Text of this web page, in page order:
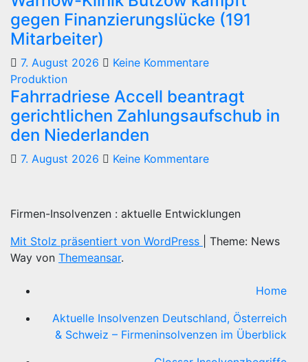
gegen Finanzierungslücke (191
Mitarbeiter)
7. August 2026
Keine Kommentare
Produktion
Fahrradriese Accell beantragt
gerichtlichen Zahlungsaufschub in
den Niederlanden
7. August 2026 Keine Kommentare
Firmen-Insolvenzen : aktuelle Entwicklungen
Mit Stolz präsentiert von WordPress
Theme: News
Way von Themeansar.
Home
Aktuelle Insolvenzen Deutschland, Österreich
& Schweiz – Firmeninsolvenzen im Überblick